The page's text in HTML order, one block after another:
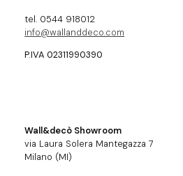
tel. 0544 918012
info@wallanddeco.com
P.IVA 02311990390
Wall&decò Showroom
via Laura Solera Mantegazza 7
Milano (MI)